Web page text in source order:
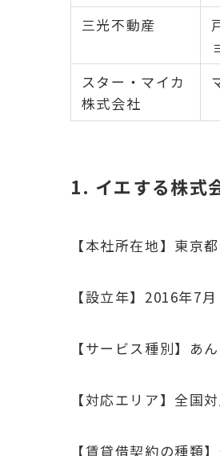
三光不動産
スター・マイカ
株式会社
1. イエする株式
【本社所在地】東京
【設立年】2016年7月
【サービス種別】あ
【対応エリア】全国
【賃貸借契約の種類